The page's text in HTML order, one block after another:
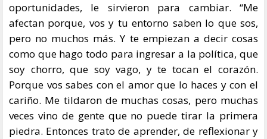
oportunidades, le sirvieron para cambiar. “Me
afectan porque, vos y tu entorno saben lo que sos,
pero no muchos más. Y te empiezan a decir cosas
como que hago todo para ingresar a la política, que
soy chorro, que soy vago, y te tocan el corazón.
Porque vos sabes con el amor que lo haces y con el
cariño. Me tildaron de muchas cosas, pero muchas
veces vino de gente que no puede tirar la primera
piedra. Entonces trato de aprender, de reflexionar y